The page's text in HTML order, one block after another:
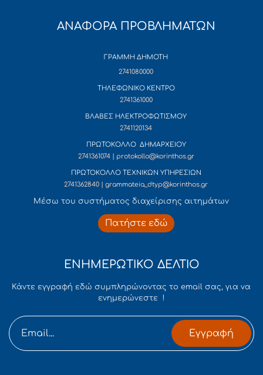
ΑΝΑΦΟΡΑ ΠΡΟΒΛΗΜΑΤΩΝ
ΓΡΑΜΜΗ ΔΗΜΟΤΗ
2741080000
ΤΗΛΕΦΩΝΙΚΟ ΚΕΝΤΡΟ
2741361000
ΒΛΑΒΕΣ ΗΛΕΚΤΡΟΦΩΤΙΣΜΟΥ
2741120134
ΠΡΩΤΟΚΟΛΛΟ ΔΗΜΑΡΧΕΙΟΥ
2741361074 | protokollo@korinthos.gr
ΠΡΩΤΟΚΟΛΛΟ ΤΕΧΝΙΚΩΝ ΥΠΗΡΕΣΙΩΝ
2741362840 | grammateia_dtyp@korinthos.gr
Mέσω του συστήματος διαχείρισης αιτημάτων
Πατήστε εδώ
ΕΝΗΜΕΡΩΤΙΚΟ ΔΕΛΤΙΟ
Κάντε εγγραφή εδώ συμπληρώνοντας το email σας, για να
ενημερώνεστε !
Εγγραφή